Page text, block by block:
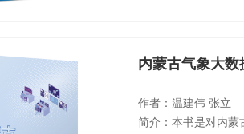
内蒙古气象大
作者：温建伟 张立
简介：本书是对内蒙